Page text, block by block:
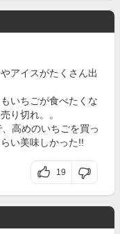
アイスがたくさん出
いちごが食べたくな
り切れ。。
高めのいちごを買っ
い美味しかった!!
19